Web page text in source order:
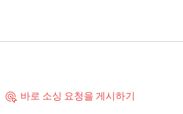
 바로 소싱 요청을 게시하기